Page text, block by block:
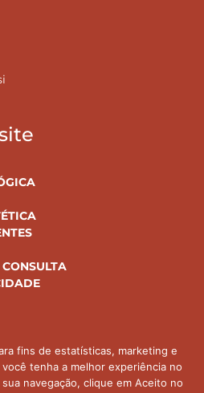
aqui publicadas têm cunho
analisadas pela Dra.
fins de estatísticas, marketing e
tenha a melhor experiência no
navegação, clique em Aceito no